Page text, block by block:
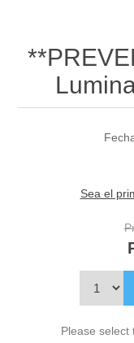
Sea el
Please select